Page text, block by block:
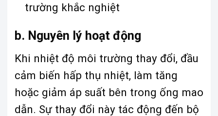
trường khắc nghiệt
b. Nguyên lý hoạt động
Khi nhiệt độ môi trường thay đổi, đầu
cảm biến hấp thụ nhiệt, làm tăng
hoặc giảm áp suất bên trong ống mao
dẫn. Sự thay đổi này tác động đến bộ